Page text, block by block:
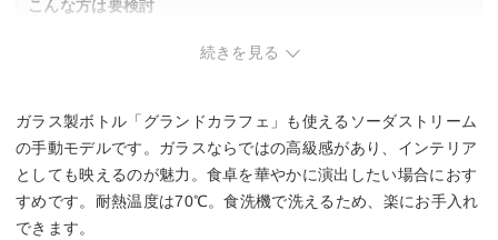
こんな方は要検討
・ほかのモデルと同じような操作方法で使いたい方。
続きを見る
ガラス製ボトル「グランドカラフェ」も使えるソーダストリーム
の手動モデルです。ガラスならではの高級感があり、インテリア
としても映えるのが魅力。食卓を華やかに演出したい場合におす
すめです。耐熱温度は70℃。食洗機で洗えるため、楽にお手入れ
できます。